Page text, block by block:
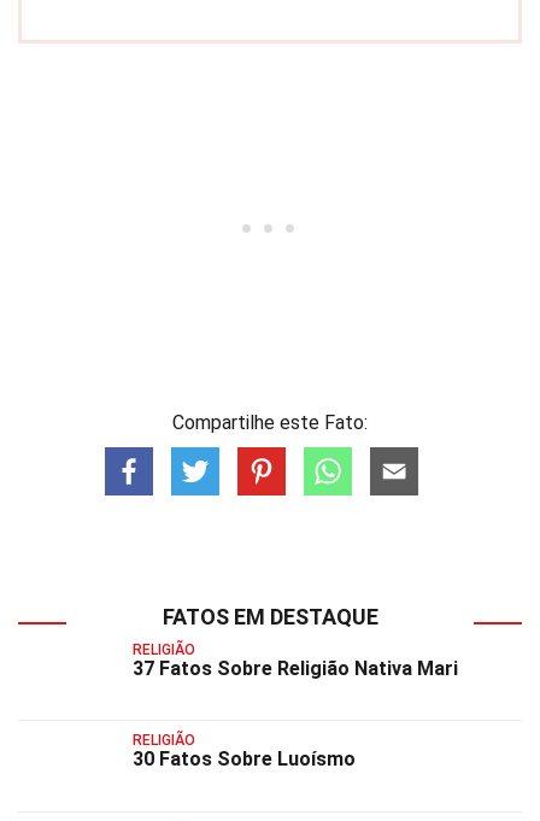
Compartilhe este Fato:
FATOS EM DESTAQUE
RELIGIÃO
37 Fatos Sobre Religião Nativa Mari
RELIGIÃO
30 Fatos Sobre Luoísmo